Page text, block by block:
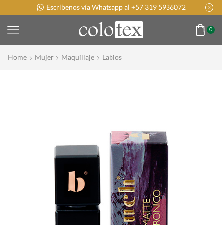
Escríbenos vía Whatsapp al +57 319 5936072
0
Home Mujer Maquillaje Labios